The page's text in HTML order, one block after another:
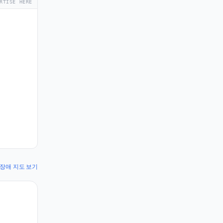
HERE
애 지도 보기